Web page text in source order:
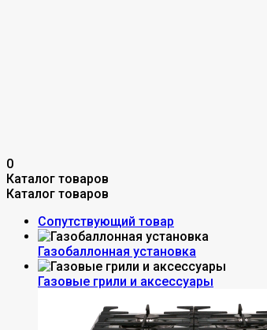
0
Каталог товаров
Каталог товаров
Сопутствующий товар
Газобаллонная установка
Газовые грили и аксессуары